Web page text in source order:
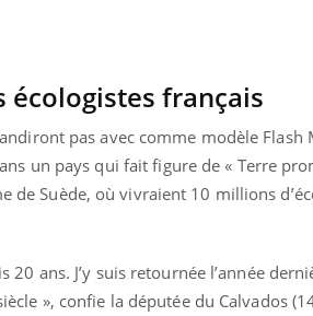
écologistes français
pas avec comme modèle Flash
un pays qui fait figure de « Terre
Suède, où vivraient 10 millions
20 ans. J’y suis retournée l’année
», confie la députée du Calvados